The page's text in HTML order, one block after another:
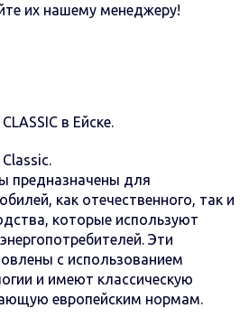
их нашему менеджеру!
в Ейске.
предназначены для
как отечественного, так и
которые используют
Эти
с использованием
и имеют классическую
европейским нормам.